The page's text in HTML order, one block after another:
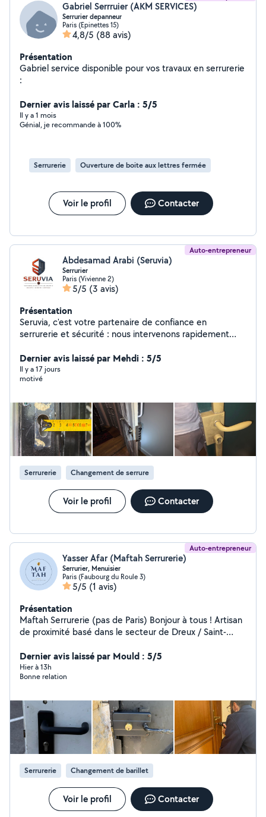
Gabriel Serrruier (AKM SERVICES)
Serrurier depanneur
Paris (Epinettes 15)
4,8/5 (88 avis)
Présentation
Gabriel service disponible pour vos travaux en serrurerie
:
Dernier avis laissé par Carla : 5/5
Il y a 1 mois
Génial, je recommande à 100%
Serrurerie Ouverture de boite aux lettres fermée
Voir le profil Contacter
Auto-entrepreneur
Abdesamad Arabi (Seruvia)
Serrurier
Paris (Vivienne 2)
5/5 (3 avis)
Présentation
Seruvia, c'est votre partenaire de confiance en
serrurerie et sécurité : nous intervenons rapidement
accès, avec un service professionnel, transparent et
orienté satisfaction client pour vous apporter sérénité
et protection au quotidien.
Dernier avis laissé par Mehdi : 5/5
Il y a 17 jours
motivé
Serrurerie Changement de serrure
Voir le profil Contacter
Auto-entrepreneur
Yasser Afar (Maftah Serrurerie)
Serrurier, Menuisier
Paris (Faubourg du Roule 3)
5/5 (1 avis)
Présentation
Maftah Serrurerie (pas de Paris) Bonjour à tous ! Artisan
de proximité basé dans le secteur de Dreux / Saint-
service pour entretenir, régler et réparer les ouvertures
de votre maison ou appartement. Mon mot d'ordre :
L'honnêteté. Je privilégie toujours la réparation et le
préserver votre budget. Équipé de matériel
professionnel, je garantis un travail propre et durable.
Mes domaines d'intervention (uniquement sur rendez-
vous en semaine) : Serrurerie : Remplacement de vos
verrous et barillets de porte, amélioration de la sécurité.
Fenêtres & Portes : Réglage des gonds pour les portes
qui frottent au sol, remplacement de crémones
défectueuses sur fenêtres PVC/Bois. Volets roulants :
Réparation des mécanismes bloqués, changement de
manivelles ou de sangles. Je me déplace dans un rayon
Dernier avis laissé par Mould : 5/5
Hier à 13h
Bonne relation
Serrurerie Changement de barillet
Voir le profil Contacter